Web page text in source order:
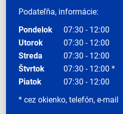
Podateľňa, informácie:
Pondelok
07:30 - 12:00
Utorok
07:30 - 12:00
Streda
07:30 - 12:00
Štvrtok
07:30 - 12:00 *
Piatok
07:30 - 12:00
* cez okienko, telefón, e-mail